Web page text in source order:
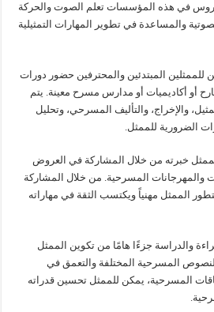
في هذه المؤسسات تعلم الصوت والحركة
والمساعدة في تطوير المهارات التمثيلية
للممثلين المبتدئين والمحترفين حضور دورات
أو أكاديميات أو مدارس مسرح معينة. يتم
والإخراج، والتأليف المسرحي، وتحليل
الضرورية للممثل.
خبرته من خلال المشاركة في العروض
والمهرجانات المسرحية. من خلال المشاركة
الممثل مهنياً ويكتسب الثقة في مهاراته
والدراسة جزءًا هامًا من تكوين الممثل
المسرحية المختلفة والتعمق في
المسرحية، يمكن للممثل تحسين قدراته